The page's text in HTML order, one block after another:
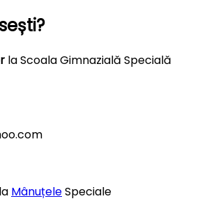
la Scoala Gimnazială Specială
MânuțeleSpeciale